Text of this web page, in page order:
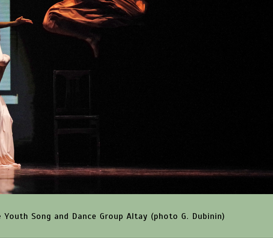
Song and Dance Group Altay (photo G. Dubinin)